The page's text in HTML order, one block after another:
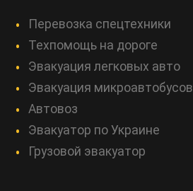
Перевозка спецтехники
Техпомощь на дороге
Эвакуация легковых авто
Эвакуация микроавтобусов
Автовоз
Эвакуатор по Украине
Грузовой эвакуатор